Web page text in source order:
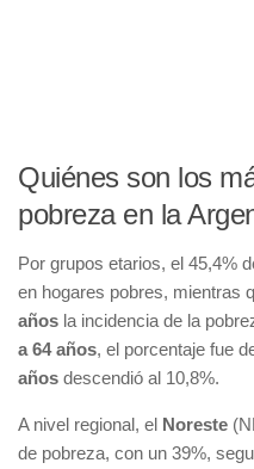
Quiénes son los
pobreza en la
Por grupos etarios, el 45,4%
en hogares pobres, mientras
años la incidencia de la
a 64 años, el porcentaje fue
años descendió al 10,8%.
A nivel regional, el Noreste
de pobreza, con un 39%,